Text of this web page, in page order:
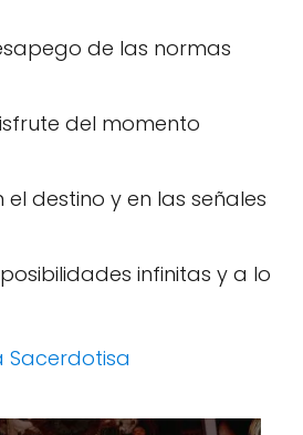
de las normas
del momento
destino y en las señales
infinitas y a lo
Sacerdotisa